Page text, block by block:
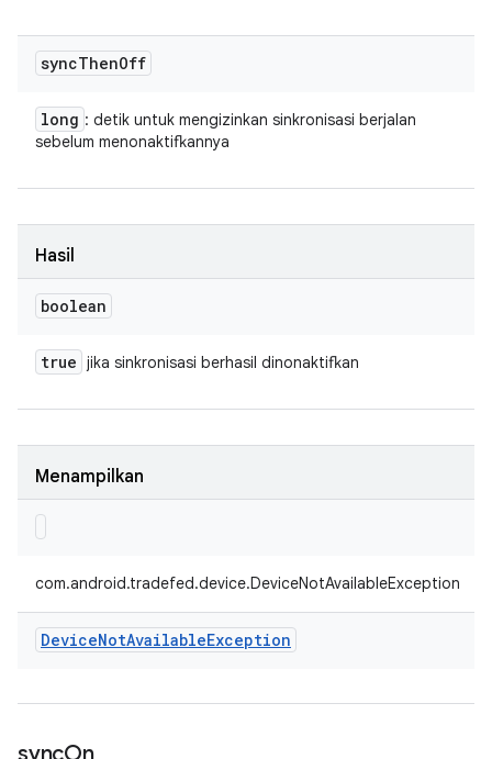
syncThenOff
long : detik untuk mengizinkan sinkronisasi berjalan
sebelum menonaktifkannya
Hasil
boolean
true jika sinkronisasi berhasil dinonaktifkan
Menampilkan
com.android.tradefed.device.DeviceNotAvailableException
DeviceNotAvailableException